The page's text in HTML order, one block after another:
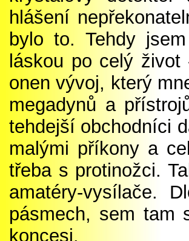
hlášení
bylo to. Tehdy
láskou po celý
onen vývoj, který
megadynů a
tehdejší obchodníci
malými příkony a
třeba s protinožci.
amatéry-vysílače.
pásmech, sem tam
koncesi.